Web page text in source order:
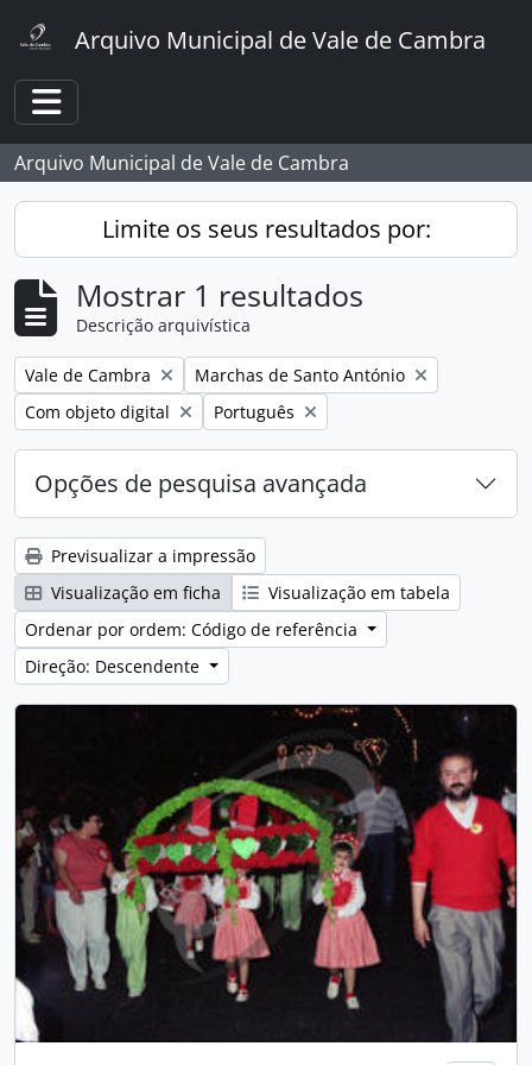
Arquivo Municipal de Vale de Cambra
Toggle navigation
Arquivo Municipal de Vale de Cambra
Limite os seus resultados por:
Mostrar 1 resultados
Descrição arquivística
Remover filtro:
Vale de Cambra Remover filtro:
Marchas de Santo António
Remover filtro:
Com objeto digital Remover filtro:
Português
Opções de pesquisa avançada
Previsualizar a impressão
Visualização em ficha
Visualização em tabela
Ordenar por ordem: Código de referência
Direção: Descendente